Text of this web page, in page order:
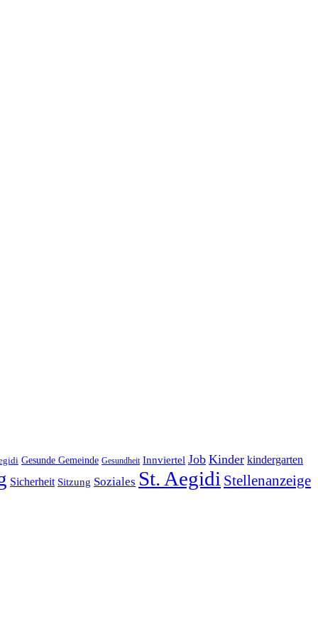
Gesunde Gemeinde Gesundheit Innviertel Job Kinder kindergarten
Sicherheit Sitzung Soziales St. Aegidi Stellenanzeige